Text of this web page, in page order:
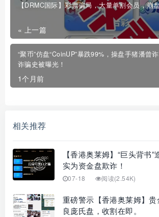
【DRMC国际】彩票骗局，大量单割会员，崩
« 上一篇
“聚币”仿盘“CoinUP”暴跌99%，操盘手猪潘曾诈
诈骗史被曝光！
1个月前
相关推荐
【香港奥莱姆】“巨头背书
实为资金盘欺诈！
07-18 阅读(2.54K)
重磅警示【香港奥莱姆】
良庞氏盘，收割在即。